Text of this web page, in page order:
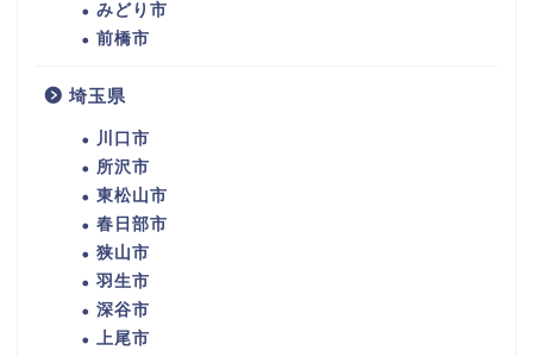
みどり市
前橋市
埼玉県
川口市
所沢市
東松山市
春日部市
狭山市
羽生市
深谷市
上尾市